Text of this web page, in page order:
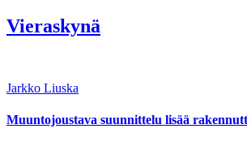
Vieraskynä
Jarkko Liuska
Muuntojoustava suunnittelu lisää